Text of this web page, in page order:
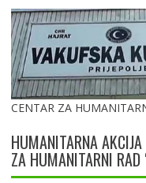
CENTAR ZA
HUMANITARNA
ZA HUMANITARNI RAD